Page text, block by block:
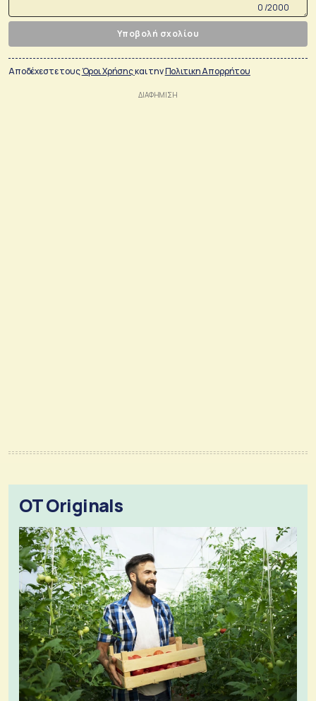
0 /2000
Υποβολή σχολίου
Αποδέχεστε τουςΌροι Χρήσηςκαι τηνΠολιτικη Απορρήτου
OT Originals